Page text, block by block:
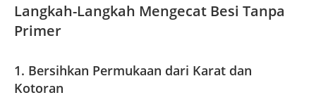
Langkah-Langkah Mengecat Besi Tanpa
Primer
1. Bersihkan Permukaan dari Karat dan
Kotoran